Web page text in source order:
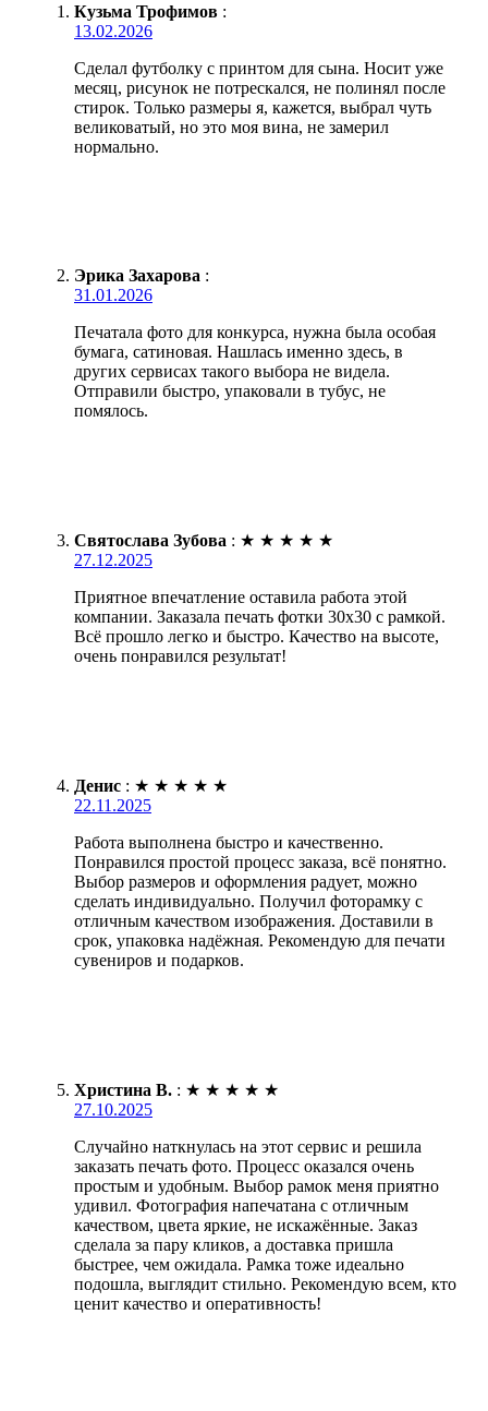
Кузьма Трофимов :
13.02.2026
Сделал футболку с принтом для сына. Носит уже
месяц, рисунок не потрескался, не полинял после
стирок. Только размеры я, кажется, выбрал чуть
великоватый, но это моя вина, не замерил
нормально.
Эрика Захарова :
31.01.2026
Печатала фото для конкурса, нужна была особая
бумага, сатиновая. Нашлась именно здесь, в
других сервисах такого выбора не видела.
Отправили быстро, упаковали в тубус, не
помялось.
Святослава Зубова : ★ ★ ★ ★ ★
27.12.2025
Приятное впечатление оставила работа этой
компании. Заказала печать фотки 30х30 с рамкой.
Всё прошло легко и быстро. Качество на высоте,
очень понравился результат!
Денис : ★ ★ ★ ★ ★
22.11.2025
Работа выполнена быстро и качественно.
Понравился простой процесс заказа, всё понятно.
Выбор размеров и оформления радует, можно
сделать индивидуально. Получил фоторамку с
отличным качеством изображения. Доставили в
срок, упаковка надёжная. Рекомендую для печати
сувениров и подарков.
Христина В. : ★ ★ ★ ★ ★
27.10.2025
Случайно наткнулась на этот сервис и решила
заказать печать фото. Процесс оказался очень
простым и удобным. Выбор рамок меня приятно
удивил. Фотография напечатана с отличным
качеством, цвета яркие, не искажённые. Заказ
сделала за пару кликов, а доставка пришла
быстрее, чем ожидала. Рамка тоже идеально
подошла, выглядит стильно. Рекомендую всем, кто
ценит качество и оперативность!